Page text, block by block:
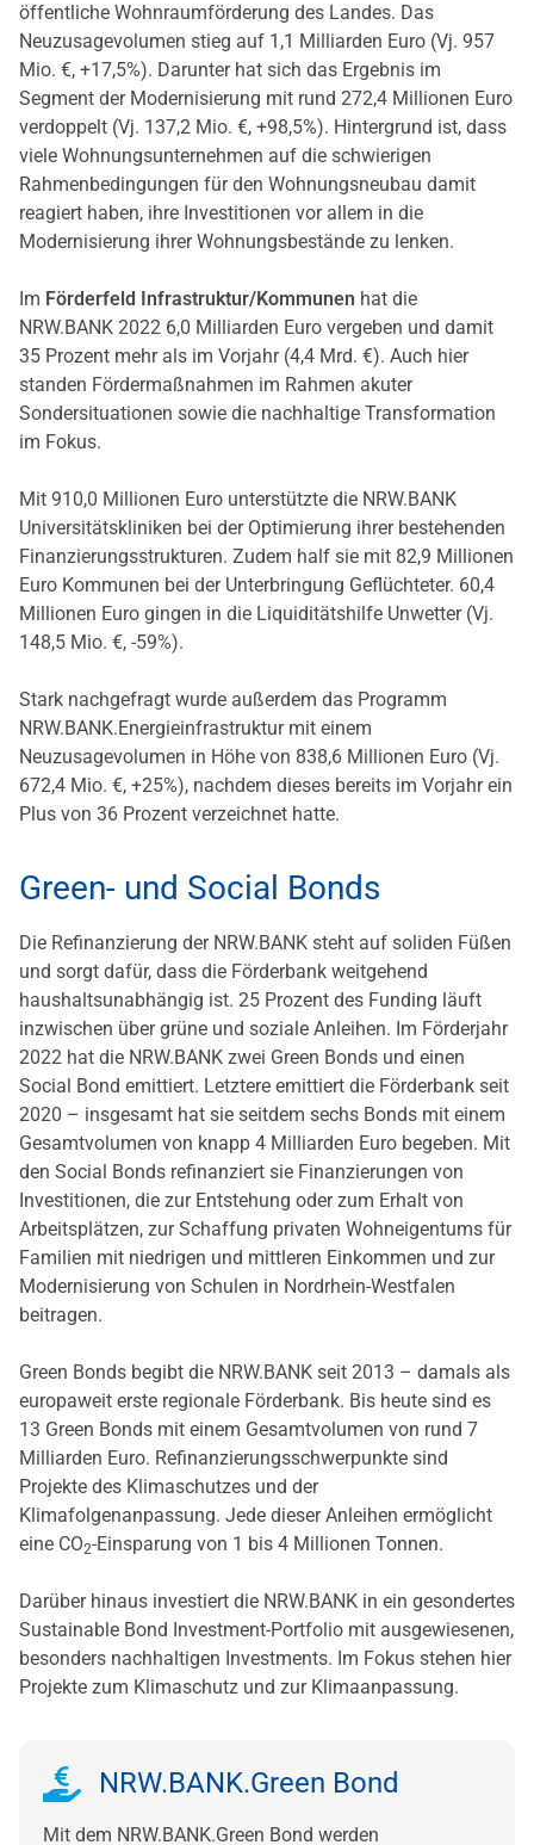
öffentliche Wohnraumförderung des Landes. Das
Neuzusagevolumen stieg auf 1,1 Milliarden Euro (Vj. 957
Mio. €, +17,5%). Darunter hat sich das Ergebnis im
Segment der Modernisierung mit rund 272,4 Millionen Euro
verdoppelt (Vj. 137,2 Mio. €, +98,5%). Hintergrund ist, dass
viele Wohnungsunternehmen auf die schwierigen
Rahmenbedingungen für den Wohnungsneubau damit
reagiert haben, ihre Investitionen vor allem in die
Modernisierung ihrer Wohnungsbestände zu lenken.
Im Förderfeld Infrastruktur/Kommunen hat die
NRW.BANK 2022 6,0 Milliarden Euro vergeben und damit
35 Prozent mehr als im Vorjahr (4,4 Mrd. €). Auch hier
standen Fördermaßnahmen im Rahmen akuter
Sondersituationen sowie die nachhaltige Transformation
im Fokus.
Mit 910,0 Millionen Euro unterstützte die NRW.BANK
Universitätskliniken bei der Optimierung ihrer bestehenden
Finanzierungsstrukturen. Zudem half sie mit 82,9 Millionen
Euro Kommunen bei der Unterbringung Geflüchteter. 60,4
Millionen Euro gingen in die Liquiditätshilfe Unwetter (Vj.
148,5 Mio. €, -59%).
Stark nachgefragt wurde außerdem das Programm
NRW.BANK.Energieinfrastruktur mit einem
Neuzusagevolumen in Höhe von 838,6 Millionen Euro (Vj.
672,4 Mio. €, +25%), nachdem dieses bereits im Vorjahr ein
Plus von 36 Prozent verzeichnet hatte.
Green- und Social Bonds
Die Refinanzierung der NRW.BANK steht auf soliden Füßen
und sorgt dafür, dass die Förderbank weitgehend
haushaltsunabhängig ist. 25 Prozent des Funding läuft
inzwischen über grüne und soziale Anleihen. Im Förderjahr
2022 hat die NRW.BANK zwei Green Bonds und einen
Social Bond emittiert. Letztere emittiert die Förderbank seit
2020 – insgesamt hat sie seitdem sechs Bonds mit einem
Gesamtvolumen von knapp 4 Milliarden Euro begeben. Mit
den Social Bonds refinanziert sie Finanzierungen von
Investitionen, die zur Entstehung oder zum Erhalt von
Arbeitsplätzen, zur Schaffung privaten Wohneigentums für
Familien mit niedrigen und mittleren Einkommen und zur
Modernisierung von Schulen in Nordrhein-Westfalen
beitragen.
Green Bonds begibt die NRW.BANK seit 2013 – damals als
europaweit erste regionale Förderbank. Bis heute sind es
13 Green Bonds mit einem Gesamtvolumen von rund 7
Milliarden Euro. Refinanzierungsschwerpunkte sind
Projekte des Klimaschutzes und der
Klimafolgenanpassung. Jede dieser Anleihen ermöglicht
eine CO2-Einsparung von 1 bis 4 Millionen Tonnen.
Darüber hinaus investiert die NRW.BANK in ein gesondertes
Sustainable Bond Investment-Portfolio mit ausgewiesenen,
besonders nachhaltigen Investments. Im Fokus stehen hier
Projekte zum Klimaschutz und zur Klimaanpassung.
NRW.BANK.Green Bond
Mit dem NRW.BANK.Green Bond werden